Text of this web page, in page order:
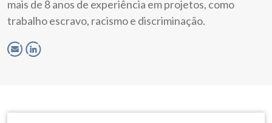
mais de 8 anos de experiência em projetos, como
trabalho escravo, racismo e discriminação.